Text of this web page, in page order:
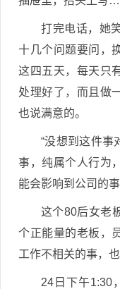
打完电话，她
十几个问题要问，
这四五天，每天只
处理好了，而且做
也说满意的。
“没想到这件事
事，纯属个人行为
能会影响到公司的
这个80后女老
个正能量的老板，
工作不相关的事，
24日下午1:30